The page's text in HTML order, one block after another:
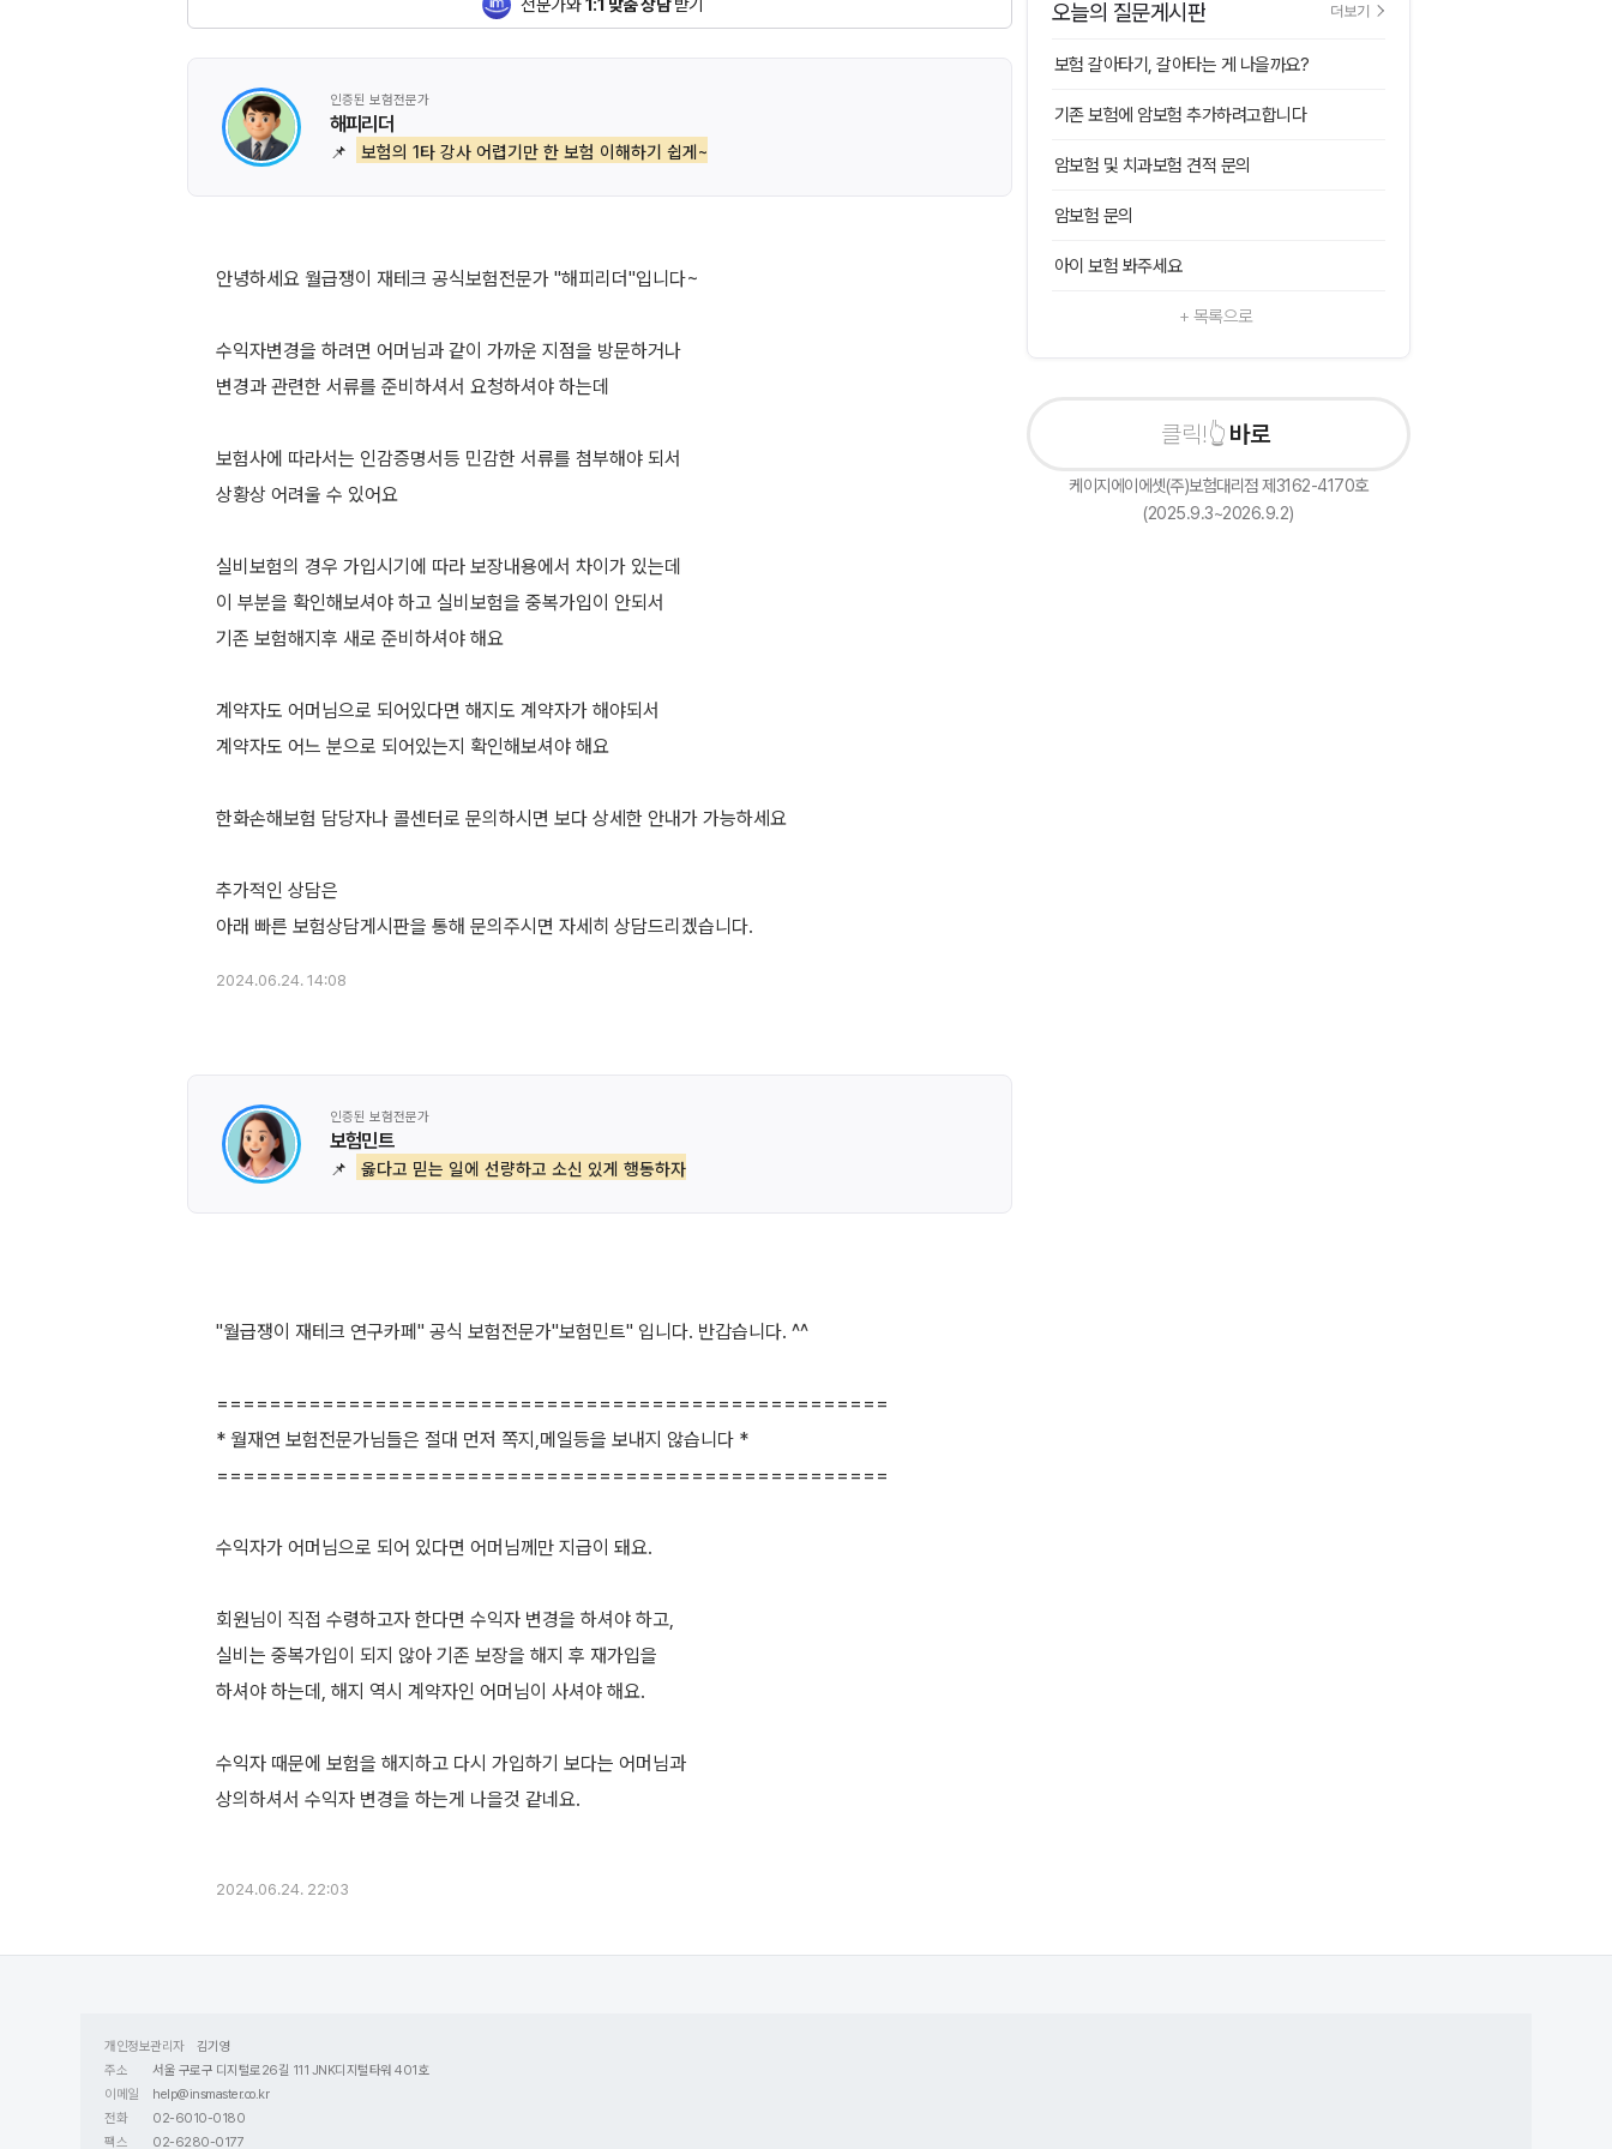
전문가와1:1 맞춤 상담받기
인증된 보험전문가
해피리더
📌 보험의 1타 강사 어렵기만 한 보험 이해하기 쉽게~
안녕하세요 월급쟁이 재테크 공식보험전문가 "해피리더"입니다~
수익자변경을 하려면 어머님과 같이 가까운 지점을 방문하거나
변경과 관련한 서류를 준비하셔서 요청하셔야 하는데
보험사에 따라서는 인감증명서등 민감한 서류를 첨부해야 되서
상황상 어려울 수 있어요
실비보험의 경우 가입시기에 따라 보장내용에서 차이가 있는데
이 부분을 확인해보셔야 하고 실비보험을 중복가입이 안되서
기존 보험해지후 새로 준비하셔야 해요
계약자도 어머님으로 되어있다면 해지도 계약자가 해야되서
계약자도 어느 분으로 되어있는지 확인해보셔야 해요
한화손해보험 담당자나 콜센터로 문의하시면 보다 상세한 안내가 가능하세요
추가적인 상담은
2024.06.24. 14:08
인증된 보험전문가
보험민트
📌 옳다고 믿는 일에 선량하고 소신 있게 행동하자
"월급쟁이 재테크 연구카페" 공식 보험전문가"보험민트" 입니다. 반갑습니다. ^^
===================================================
* 월재연 보험전문가님들은 절대 먼저 쪽지,메일등을 보내지 않습니다 *
===================================================
수익자가 어머님으로 되어 있다면 어머님께만 지급이 돼요.
회원님이 직접 수령하고자 한다면 수익자 변경을 하셔야 하고,
실비는 중복가입이 되지 않아 기존 보장을 해지 후 재가입을
하셔야 하는데, 해지 역시 계약자인 어머님이 사셔야 해요.
수익자 때문에 보험을 해지하고 다시 가입하기 보다는 어머님과
상의하셔서 수익자 변경을 하는게 나을것 같네요.
2024.06.24. 22:03
오늘의 질문게시판 더보기
보험 갈아타기, 갈아타는 게 나을까요?
기존 보험에 암보험 추가하려고합니다
암보험 및 치과보험 견적 문의
암보험 문의
아이 보험 봐주세요
+ 목록으로
바로 상담신청
케이지에이에셋(주)보험대리점 제3162-4170호
(2025.9.3~2026.9.2)
개인정보관리자
김기영
주소
서울 구로구 디지털로26길 111 JNK디지털타워 401호
이메일
help@insmaster.co.kr
전화
02-6010-0180
팩스
02-6280-0177